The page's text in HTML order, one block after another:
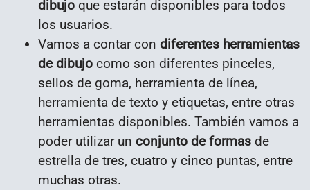
dibujo que estarán disponibles para todos
los usuarios.
Vamos a contar con diferentes herramientas
de dibujo como son diferentes pinceles,
sellos de goma, herramienta de línea,
herramienta de texto y etiquetas, entre otras
herramientas disponibles. También vamos a
poder utilizar un conjunto de formas de
estrella de tres, cuatro y cinco puntas, entre
muchas otras.